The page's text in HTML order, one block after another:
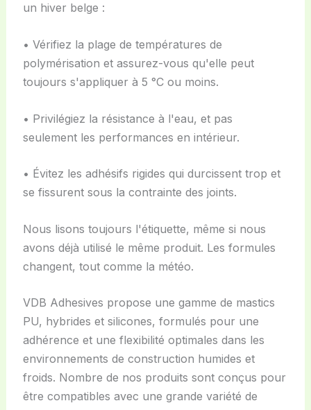
un hiver belge :
• Vérifiez la plage de températures de
polymérisation et assurez-vous qu'elle peut
toujours s'appliquer à 5 °C ou moins.
• Privilégiez la résistance à l'eau, et pas
seulement les performances en intérieur.
• Évitez les adhésifs rigides qui durcissent trop et
se fissurent sous la contrainte des joints.
Nous lisons toujours l'étiquette, même si nous
avons déjà utilisé le même produit. Les formules
changent, tout comme la météo.
VDB Adhesives propose une gamme de mastics
PU, hybrides et silicones, formulés pour une
adhérence et une flexibilité optimales dans les
environnements de construction humides et
froids. Nombre de nos produits sont conçus pour
être compatibles avec une grande variété de